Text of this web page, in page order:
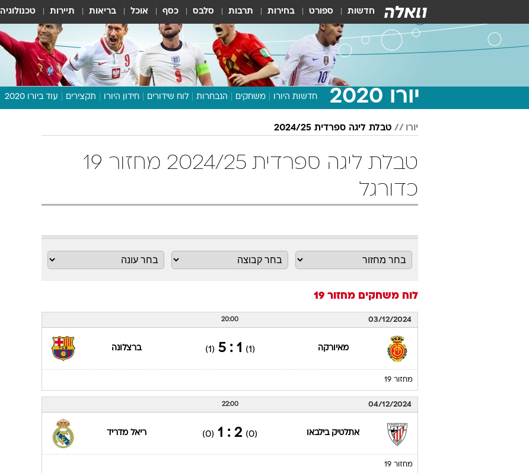
חדשות ספורט בחירות תרבות סלבס כסף אוכל בריאות תיירות טכנולוגיה
יורו 2020 חדשות היורו משחקים הנבחרות לוח שידורים חידון היורו תקצירים עוד ביורו 2020
תכנית היורו
וואלה! ספורט
יורו טבלת ליגה ספרדית 2024/25
טבלת ליגה ספרדית 2024/25 מחזור 19
כדורגל
לוח משחקים מחזור 19
03/12/2024
20:00
מאיורקה (1)
1 : 5
(1) ברצלונה
מחזור 19
04/12/2024
22:00
אתלטיק בילבאו (0)
2 : 1
(0) ריאל מדריד
מחזור 19